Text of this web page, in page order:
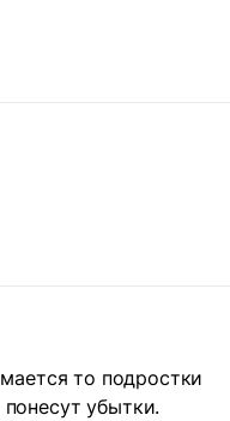
то подростки
убытки.